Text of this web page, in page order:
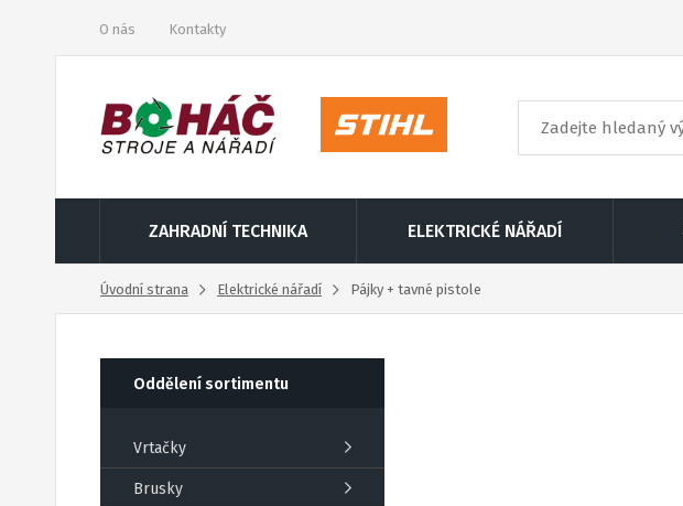
O nás Kontakty
ZAHRADNÍ TECHNIKA ELEKTRICKÉ NÁŘADÍ
Úvodní strana Elektrické nářadí Pájky + tavné pistole
Oddělení sortimentu
Vrtačky
Brusky